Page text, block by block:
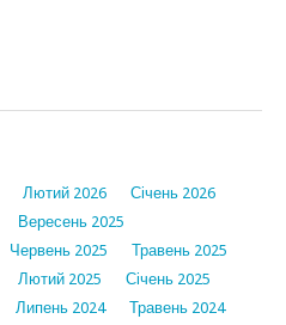
Лютий 2026
Січень 2026
Вересень 2025
Червень 2025
Травень 2025
Лютий 2025
Січень 2025
Липень 2024
Травень 2024